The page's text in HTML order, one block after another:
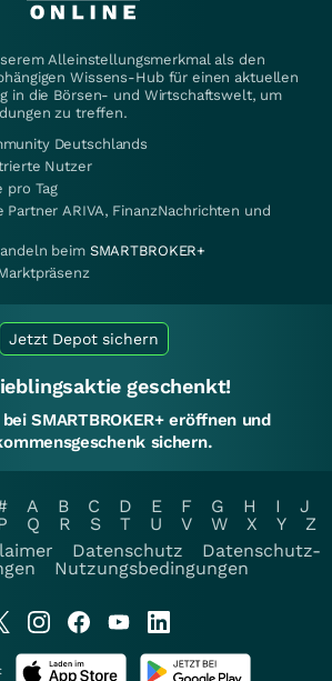
Alleinstellungsmerkmal als den
Wissens-Hub für einen aktuellen
in die Börsen- und Wirtschaftswelt, um
zu treffen.
Deutschlands
Nutzer
pro Tag
Partner ARIVA, FinanzNachrichten und
beim SMARTBROKER+
Jetzt Depot sichern
geschenkt!
SMARTBROKER+ eröffnen und
sichern.
A B C D E F G H I
J
Q R S T U V W X Y
Z
Datenschutz
Datenschutz-
Nutzungsbedingungen